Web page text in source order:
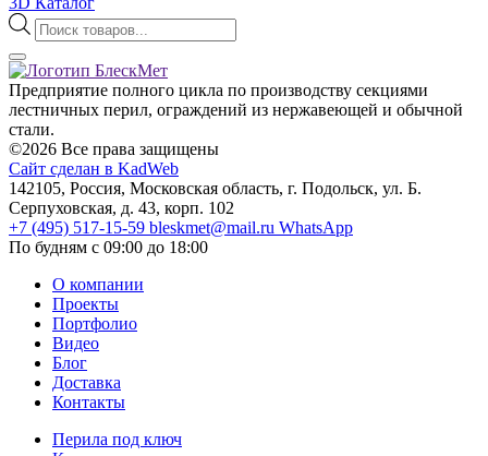
Поиск
товаров
Предприятие полного цикла по производству секциями
лестничных перил, ограждений из нержавеющей и обычной
стали.
©2026 Все права защищены
Сайт сделан в KadWeb
142105, Россия, Московская область, г. Подольск, ул. Б.
Серпуховская, д. 43, корп. 102
+7 (495) 517-15-59 bleskmet@mail.ru WhatsApp
По будням с 09:00 до 18:00
О компании
Проекты
Портфолио
Видео
Блог
Доставка
Контакты
Перила под ключ